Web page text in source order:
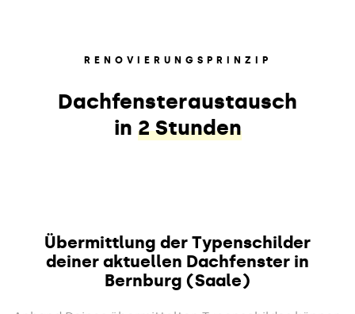
RENOVIERUNGSPRINZIP
Dachfensteraustausch
in 2 Stunden
Übermittlung der Typenschilder
deiner aktuellen Dachfenster in
Bernburg (Saale)